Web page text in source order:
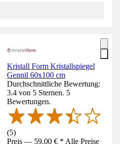
Kristall Form Kristallspiegel
Gennil 60x100 cm
Durchschnittliche Bewertung:
3.4 von 5 Sternen. 5
Bewertungen.
(5)
Preis — 59,00 € * Alle Preise